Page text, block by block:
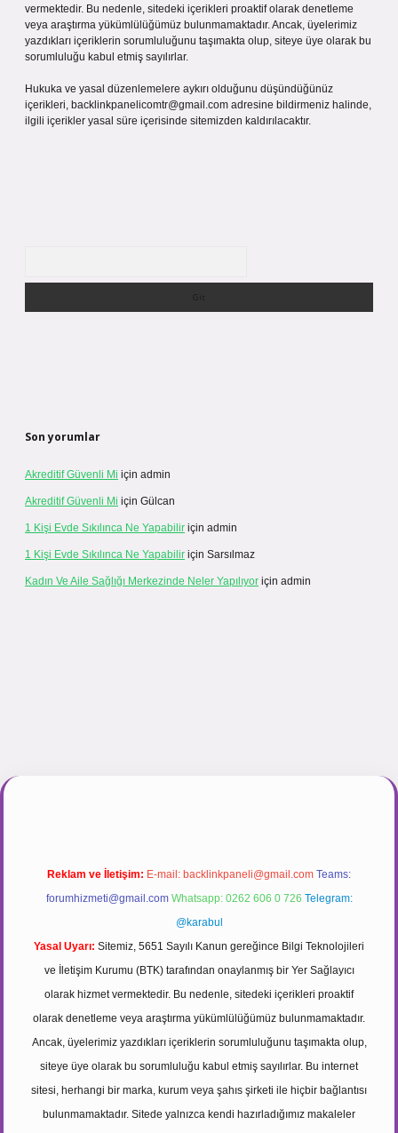
vermektedir. Bu nedenle, sitedeki içerikleri proaktif olarak denetleme
veya araştırma yükümlülüğümüz bulunmamaktadır. Ancak, üyelerimiz
yazdıkları içeriklerin sorumluluğunu taşımakta olup, siteye üye olarak bu
sorumluluğu kabul etmiş sayılırlar.
Hukuka ve yasal düzenlemelere aykırı olduğunu düşündüğünüz
içerikleri, backlinkpanelicomtr@gmail.com adresine bildirmeniz halinde,
ilgili içerikler yasal süre içerisinde sitemizden kaldırılacaktır.
Son yorumlar
Akreditif Güvenli Mi için admin
Akreditif Güvenli Mi için Gülcan
1 Kişi Evde Sıkılınca Ne Yapabilir için admin
1 Kişi Evde Sıkılınca Ne Yapabilir için Sarsılmaz
Kadın Ve Aile Sağlığı Merkezinde Neler Yapılıyor için admin
Reklam ve İletişim: E-mail: backlinkpaneli@gmail.com Teams:
forumhizmeti@gmail.com Whatsapp: 0262 606 0 726 Telegram:
@karabul
Yasal Uyarı: Sitemiz, 5651 Sayılı Kanun gereğince Bilgi Teknolojileri
ve İletişim Kurumu (BTK) tarafından onaylanmış bir Yer Sağlayıcı
olarak hizmet vermektedir. Bu nedenle, sitedeki içerikleri proaktif
olarak denetleme veya araştırma yükümlülüğümüz bulunmamaktadır.
Ancak, üyelerimiz yazdıkları içeriklerin sorumluluğunu taşımakta olup,
siteye üye olarak bu sorumluluğu kabul etmiş sayılırlar. Bu internet
sitesi, herhangi bir marka, kurum veya şahıs şirketi ile hiçbir bağlantısı
bulunmamaktadır. Sitede yalnızca kendi hazırladığımız makaleler